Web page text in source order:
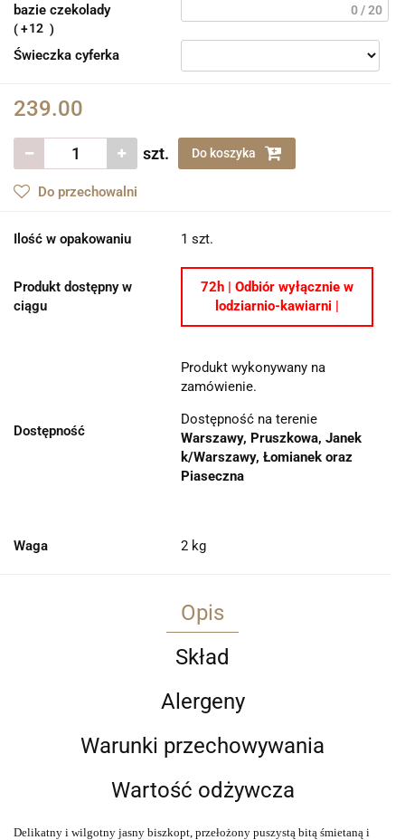
bazie czekolady
12
0 / 20
Świeczka cyferka
239.00
szt. Do koszyka
Do przechowalni
Ilość w opakowaniu 1 szt.
Produkt dostępny w
ciągu
72h | Odbiór wyłącznie w
lodziarnio-kawiarni |
Dostępność
Produkt wykonywany na
zamówienie.
Dostępność na terenie
Warszawy, Pruszkowa, Janek
k/Warszawy, Łomianek oraz
Piaseczna
Waga 2 kg
Opis
Skład
Alergeny
Warunki przechowywania
Wartość odżywcza
Delikatny i wilgotny jasny biszkopt, przełożony puszystą bitą śmietaną i